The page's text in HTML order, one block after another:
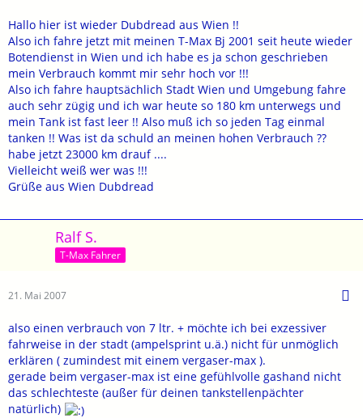
Hallo hier ist wieder Dubdread aus Wien !!
Also ich fahre jetzt mit meinen T-Max Bj 2001 seit heute wieder
Botendienst in Wien und ich habe es ja schon geschrieben
mein Verbrauch kommt mir sehr hoch vor !!!
Also ich fahre hauptsächlich Stadt Wien und Umgebung fahre
auch sehr zügig und ich war heute so 180 km unterwegs und
mein Tank ist fast leer !! Also muß ich so jeden Tag einmal
tanken !! Was ist da schuld an meinen hohen Verbrauch ??
habe jetzt 23000 km drauf ....
Vielleicht weiß wer was !!!
Grüße aus Wien Dubdread
Ralf S.
T-Max Fahrer
21. Mai 2007
also einen verbrauch von 7 ltr. + möchte ich bei exzessiver
fahrweise in der stadt (ampelsprint u.ä.) nicht für unmöglich
erklären ( zumindest mit einem vergaser-max ).
gerade beim vergaser-max ist eine gefühlvolle gashand nicht
das schlechteste (außer für deinen tankstellenpächter
natürlich)